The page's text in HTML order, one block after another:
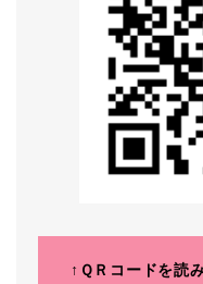
↑ＱＲコードを読